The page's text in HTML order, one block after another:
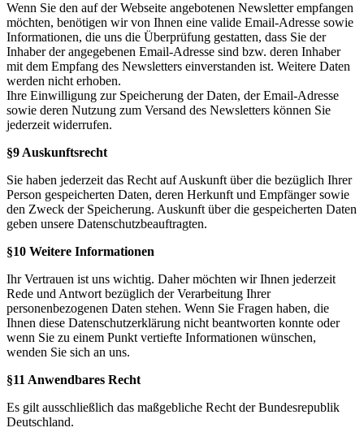
Wenn Sie den auf der Webseite angebotenen Newsletter empfangen
möchten, benötigen wir von Ihnen eine valide Email-Adresse sowie
Informationen, die uns die Überprüfung gestatten, dass Sie der
Inhaber der angegebenen Email-Adresse sind bzw. deren Inhaber
mit dem Empfang des Newsletters einverstanden ist. Weitere Daten
werden nicht erhoben.
Ihre Einwilligung zur Speicherung der Daten, der Email-Adresse
sowie deren Nutzung zum Versand des Newsletters können Sie
jederzeit widerrufen.
§9 Auskunftsrecht
Sie haben jederzeit das Recht auf Auskunft über die bezüglich Ihrer
Person gespeicherten Daten, deren Herkunft und Empfänger sowie
den Zweck der Speicherung. Auskunft über die gespeicherten Daten
geben unsere Datenschutzbeauftragten.
§10 Weitere Informationen
Ihr Vertrauen ist uns wichtig. Daher möchten wir Ihnen jederzeit
Rede und Antwort bezüglich der Verarbeitung Ihrer
personenbezogenen Daten stehen. Wenn Sie Fragen haben, die
Ihnen diese Datenschutzerklärung nicht beantworten konnte oder
wenn Sie zu einem Punkt vertiefte Informationen wünschen,
wenden Sie sich an uns.
§11 Anwendbares Recht
Es gilt ausschließlich das maßgebliche Recht der Bundesrepublik
Deutschland.